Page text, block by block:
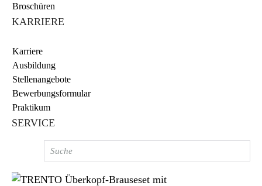
Broschüren
KARRIERE
Karriere
Ausbildung
Stellenangebote
Bewerbungsformular
Praktikum
SERVICE